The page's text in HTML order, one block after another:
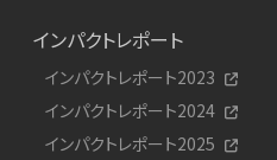
インパクトレポート
インパクトレポート2023
インパクトレポート2024
インパクトレポート2025